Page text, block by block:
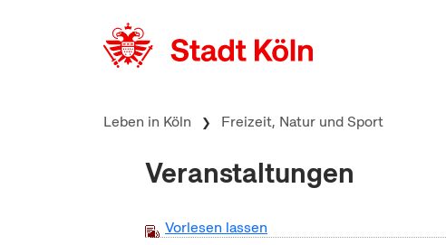
Leben in Köln Freizeit, Natur und Sport
Veranstaltungen
Vorlesen lassen